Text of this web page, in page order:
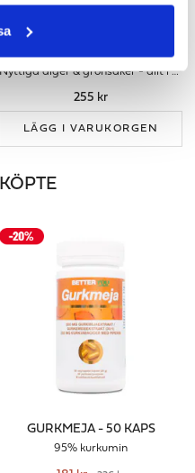
Nyttiga alger & grönsaker - allt i ett!
255 kr
LÄGG I VARUKORGEN
GURKMEJA - 50 KAPS
95% kurkumin